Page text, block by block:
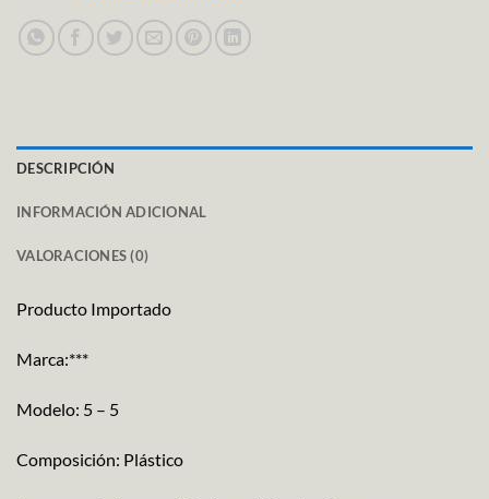
DESCRIPCIÓN
INFORMACIÓN ADICIONAL
VALORACIONES (0)
Producto Importado
Marca:***
Modelo: 5 – 5
Composición: Plástico